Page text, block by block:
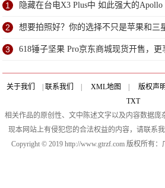
1 隐藏在台电X3 Plus中 如此强大的Apollo
2 想要拍照好？你的选择不只是苹果和三
款！
3 618锤子坚果 Pro京东商城现货开售，更
关于我们 联系我们 XML地图 版权声
TXT
相关作品的原创性、文中陈述文字以及内容数据庞
现本网站上有侵犯您的合法权益的内容，请联系
Copyright © 2019 http://www.gtrzf.com 版权所有